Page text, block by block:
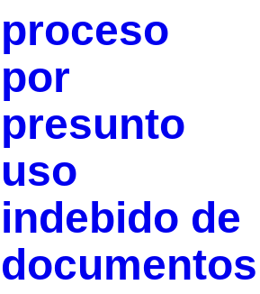
proceso
por
presunto
uso
indebido de
documentos